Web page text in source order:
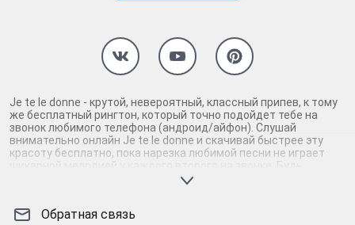
Je te le donne - крутой, невероятный, классный припев, к тому
же бесплатный рингтон, который точно подойдет тебе на
звонок любимого телефона (андроид/айфон). Слушай
внимательно онлайн Je te le donne и скачивай быстрее эту
красоту бесплатно, пока нарезка любимой песни не играет
шикарной мелодией у каждого второго на звонке. Будь
первым, кто скачает бесплатно сей шедевр музыки и оценит
песни на звонок телефона, ну, или m4r мелодию на айфон
Обратная связь